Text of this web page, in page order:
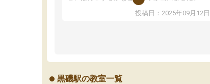
講師とのマッチング後講師との初回ミーティン
グを行い、その講師で良いか他の講師を希望す
オンラインツールを使用した単語帳の共有があ
投稿日：2025年09月12日
黒磯駅の教室一覧